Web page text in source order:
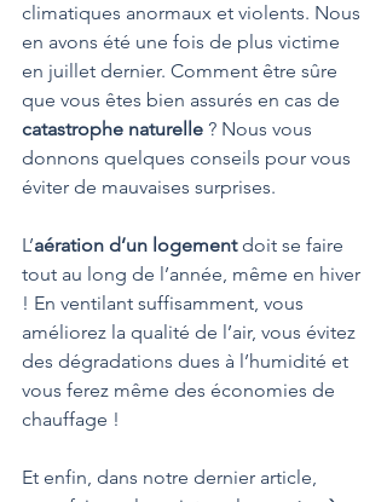
climatiques anormaux et violents. Nous
en avons été une fois de plus victime
en juillet dernier. Comment être sûre
que vous êtes bien assurés en cas de
catastrophe naturelle ? Nous vous
donnons quelques conseils pour vous
éviter de mauvaises surprises.
L’aération d’un logement doit se faire
tout au long de l’année, même en hiver
! En ventilant suffisamment, vous
améliorez la qualité de l’air, vous évitez
des dégradations dues à l’humidité et
vous ferez même des économies de
chauffage !
Et enfin, dans notre dernier article,